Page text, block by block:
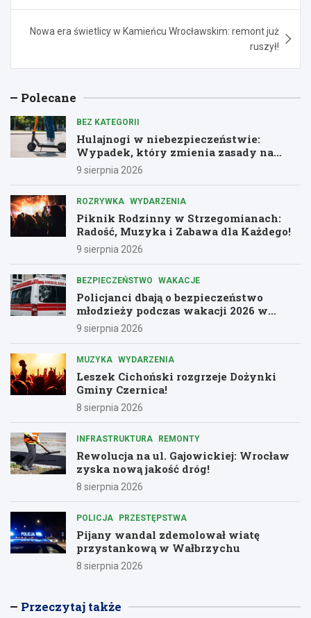
Nowa era świetlicy w Kamieńcu Wrocławskim: remont już
ruszył!
Polecane
BEZ KATEGORII
Hulajnogi w niebezpieczeństwie:
Wypadek, który zmienia zasady na
drogach
9 sierpnia 2026
ROZRYWKA WYDARZENIA
Piknik Rodzinny w Strzegomianach:
Radość, Muzyka i Zabawa dla Każdego!
9 sierpnia 2026
BEZPIECZEŃSTWO WAKACJE
Policjanci dbają o bezpieczeństwo
młodzieży podczas wakacji 2026 w
Dolnośląskiem
9 sierpnia 2026
MUZYKA WYDARZENIA
Leszek Cichoński rozgrzeje Dożynki
Gminy Czernica!
8 sierpnia 2026
INFRASTRUKTURA REMONTY
Rewolucja na ul. Gajowickiej: Wrocław
zyska nową jakość dróg!
8 sierpnia 2026
POLICJA PRZESTĘPSTWA
Pijany wandal zdemolował wiatę
przystankową w Wałbrzychu
8 sierpnia 2026
Przeczytaj także